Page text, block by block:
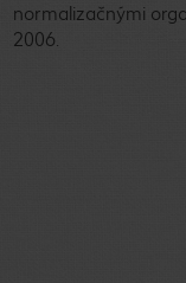
normalizačnými
2006.